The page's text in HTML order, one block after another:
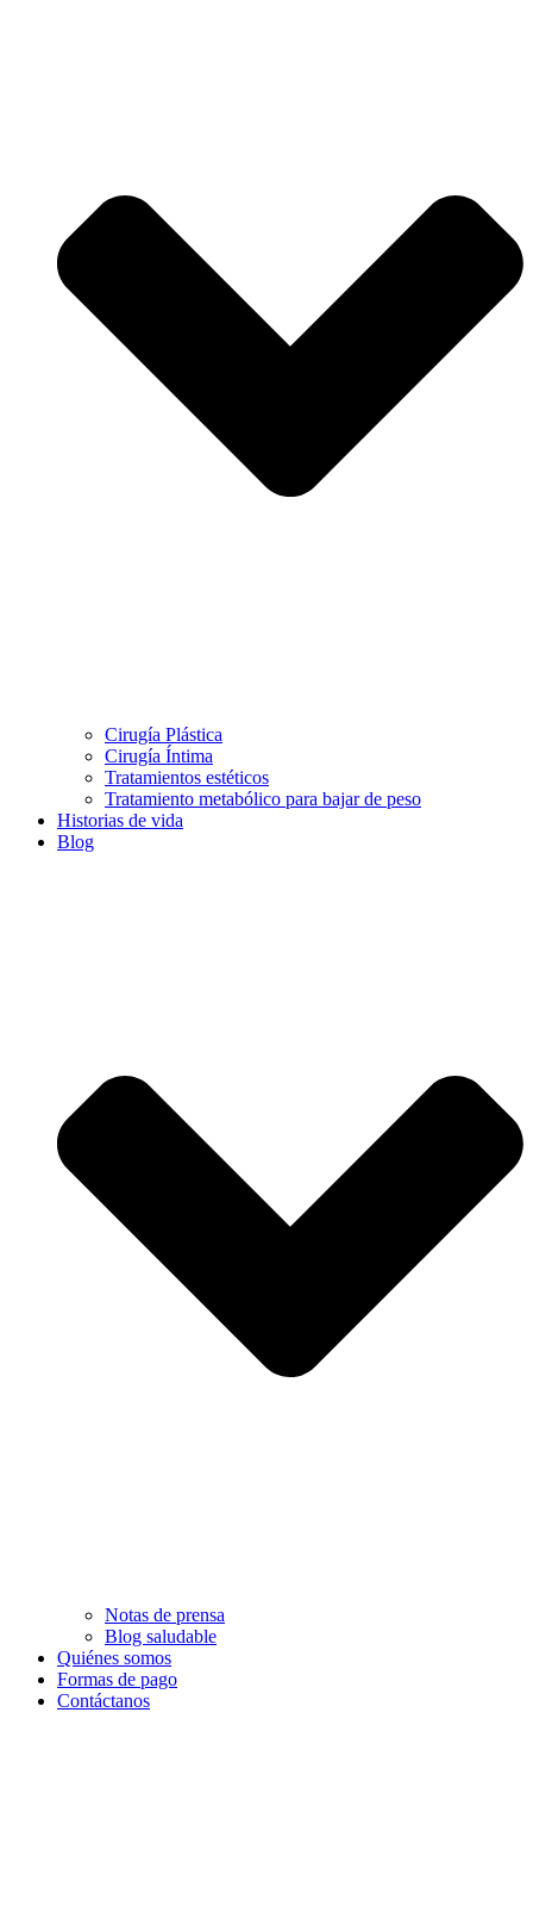
Cirugía Plástica
Cirugía Íntima
Tratamientos estéticos
Tratamiento metabólico para bajar de peso
Historias de vida
Blog
Notas de prensa
Blog saludable
Quiénes somos
Formas de pago
Contáctanos